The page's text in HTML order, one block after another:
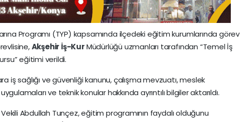
Programı (TYP) kapsamında ilçedeki eğitim kurumlarında görev
Akşehir İş-KurMüdürlüğü uzmanları tarafından “Temel İş
eğitimi verildi.
iş sağlığı ve güvenliği kanunu, çalışma mevzuatı, meslek
ve teknik konular hakkında ayrıntılı bilgiler aktarıldı.
Abdullah Tunçez, eğitim programının faydalı olduğunu